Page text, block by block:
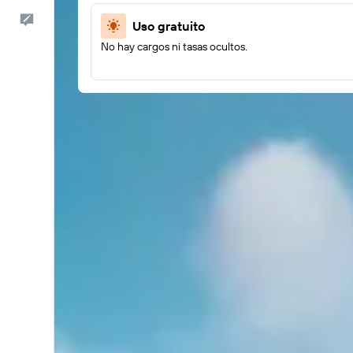
Comentarios Uso gratuito
No hay cargos ni tasas ocultos.